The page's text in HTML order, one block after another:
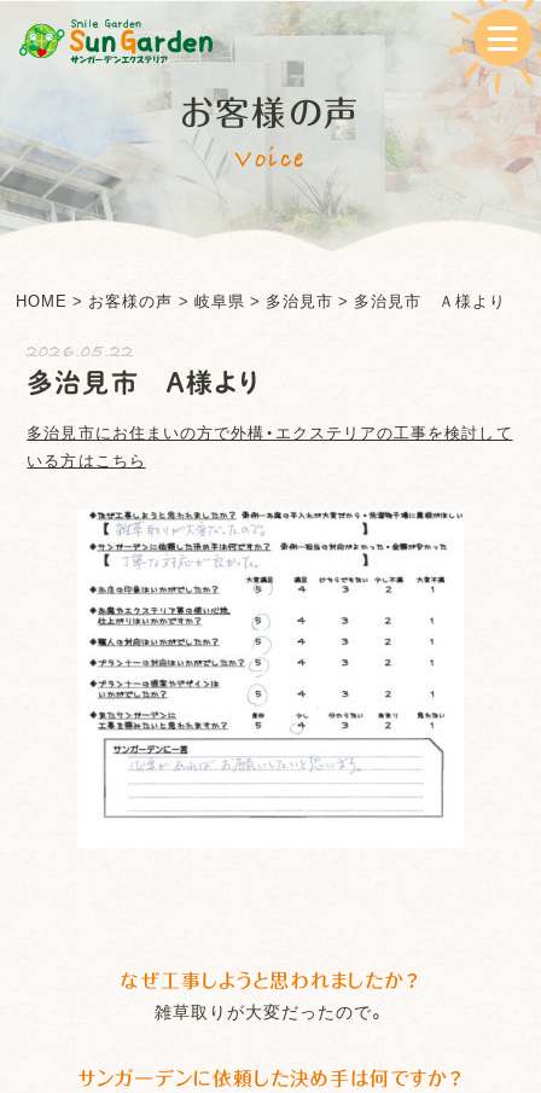
お客様の声
Voice
HOME > お客様の声 > 岐阜県 > 多治見市 > 多治見市 Ａ様より
2026.05.22
多治見市 Ａ様より
多治見市にお住まいの方で外構・エクステリアの工事を検討して
いる方はこちら
なぜ工事しようと思われましたか？
雑草取りが大変だったので。
サンガーデンに依頼した決め手は何ですか？